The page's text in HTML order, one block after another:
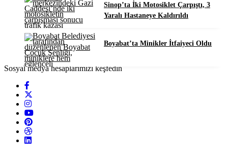
Sinop’ta İki Motosiklet Çarpıştı, 3
Yaralı Hastaneye Kaldırıldı
Boyabat’ta Minikler İtfaiyeci Oldu
Sosyal medya hesaplarımızı keşfedin